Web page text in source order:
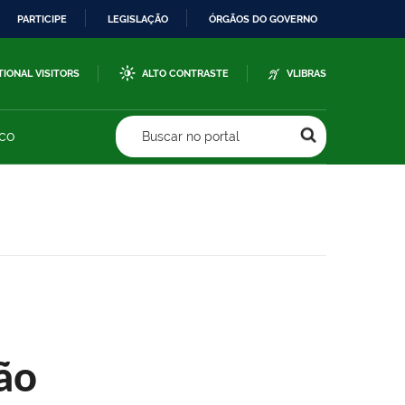
PARTICIPE LEGISLAÇÃO ÓRGÃOS DO GOVERNO
VISITORS ALTO CONTRASTE VLIBRAS
Buscar no portal